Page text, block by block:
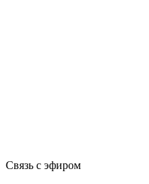
Связь с эфиром